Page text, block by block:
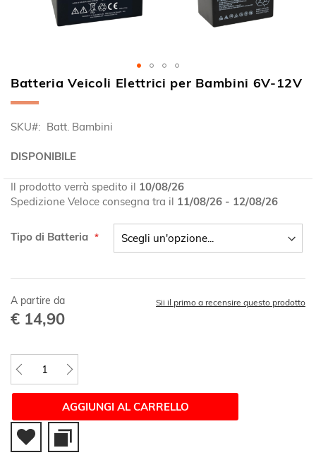
Batteria Veicoli Elettrici per Bambini 6V-12V
SKU Batt. Bambini
DISPONIBILE
Il prodotto verrà spedito il 10/08/26
Spedizione Veloce consegna tra il 11/08/26 - 12/08/26
Tipo di Batteria
A partire da
€ 14,90
Sii il primo a recensire questo prodotto
AGGIUNGI AL CARRELLO
Vai
all'inizio
galleria
immagini